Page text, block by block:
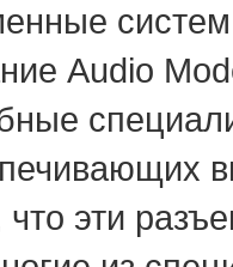
Audio
что эти